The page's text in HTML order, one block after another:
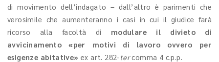
di movimento dell’indagato – dall’altro è parimenti che
verosimile che aumenteranno i casi in cui il giudice farà
ricorso alla facoltà di modulare il divieto di
avvicinamento «per motivi di lavoro ovvero per
esigenze abitative» ex art. 282-tercomma 4 c.p.p.